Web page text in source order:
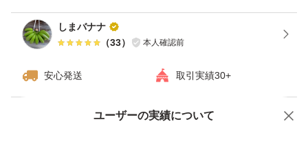
しまバナナ
（33） 本人確認前
安心発送 取引実績30+
ユーザーの実績について
価格の相談 商品への質問